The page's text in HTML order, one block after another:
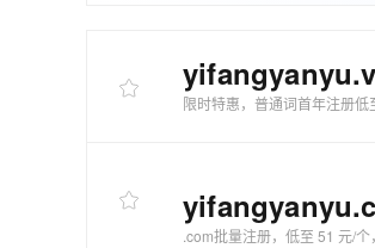
yifangyanyu
限时特惠，普通词首年注册低
yifangyanyu
.com批量注册，低至 51 元/个
Serverless
迁移与运维管理